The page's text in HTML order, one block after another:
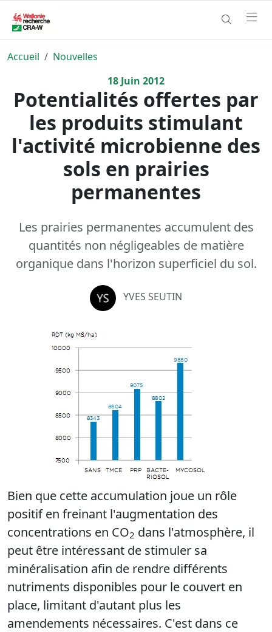
Accueil
Nouvelles
18 Juin 2012
Potentialités offertes par
les produits stimulant
l'activité microbienne des
sols en prairies
permanentes
Les prairies permanentes accumulent des
quantités non négligeables de matière
organique dans l'horizon superficiel du sol.
YVES SEUTIN
Bien que cette accumulation joue un rôle
positif en freinant l'augmentation des
concentrations en CO2 dans l'atmosphère, il
peut être intéressant de stimuler sa
minéralisation afin de rendre différents
nutriments disponibles pour le couvert en
place, limitant d'autant plus les
amendements nécessaires. C'est dans ce